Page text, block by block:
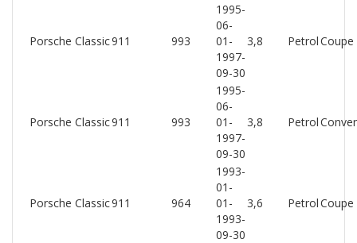
Porsche Classic911 993
1995-
06-
01-
1997-
09-30
3,8 PetrolCoupe
Porsche Classic911 993
1995-
06-
01-
1997-
09-30
3,8 Petrol
Porsche Classic911 964
1993-
01-
01-
1993-
09-30
3,6 PetrolCoupe